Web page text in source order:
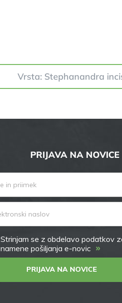
Vrsta: Stephanandra
PRIJAVA NA NOVICE
Strinjam se z obdelavo podatkov
namene pošiljanja e-novic »
PRIJAVA NA NOVICE